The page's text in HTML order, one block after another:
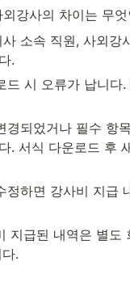
강사의 차이는 무
소속 직원, 사외강
.
드 시 오류가 납니다
경되었거나 필수 항
. 서식 다운로드 후
정하면 강사비 지급
지급된 내역은 별도
.